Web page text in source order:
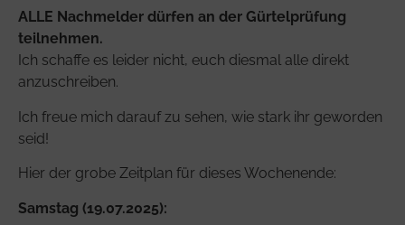
ALLE Nachmelder dürfen an der Gürtelprüfung
teilnehmen.
Ich schaffe es leider nicht, euch diesmal alle direkt
anzuschreiben.
Ich freue mich darauf zu sehen, wie stark ihr geworden
seid!
Hier der grobe Zeitplan für dieses Wochenende:
Samstag (19.07.2025):